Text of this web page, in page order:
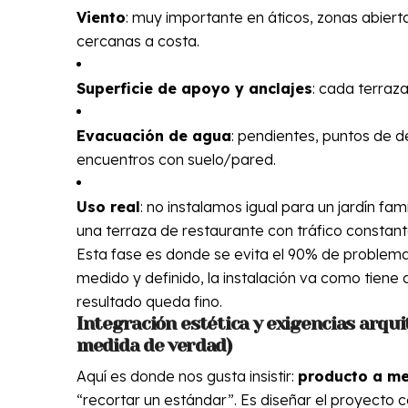
Viento: muy importante en áticos, zonas
cercanas a costa.
Superficie de apoyo y anclajes: cada
Evacuación de agua: pendientes, puntos de
encuentros con suelo/pared.
Uso real: no instalamos igual para un jardín
una terraza de restaurante con tráfico
Esta fase es donde se evita el 90% de
medido y definido, la instalación va como tiene
resultado queda fino.
Integración estética y exigencias
medida de verdad)
Aquí es donde nos gusta insistir: producto a
“recortar un estándar”. Es diseñar el proyecto